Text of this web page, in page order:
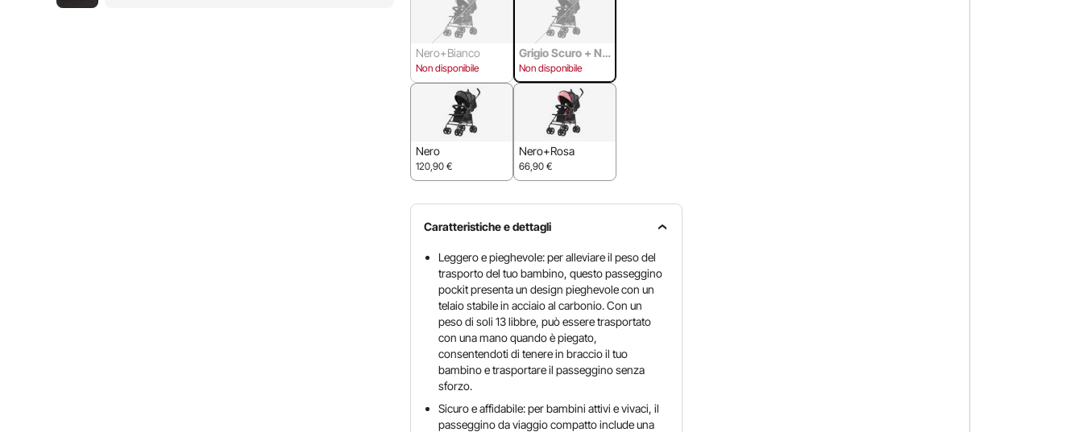
Nero+Bianco
Non disponibile
Grigio Scuro + Ne
ro
Non disponibile
Nero
120,90 €
Nero+Rosa
66,90 €
Caratteristiche e dettagli
Leggero e pieghevole: per alleviare il peso del
trasporto del tuo bambino, questo passeggino
pockit presenta un design pieghevole con un
telaio stabile in acciaio al carbonio. Con un
peso di soli 13 libbre, può essere trasportato
con una mano quando è piegato,
consentendoti di tenere in braccio il tuo
bambino e trasportare il passeggino senza
sforzo.
Sicuro e affidabile: per bambini attivi e vivaci, il
passeggino da viaggio compatto include una